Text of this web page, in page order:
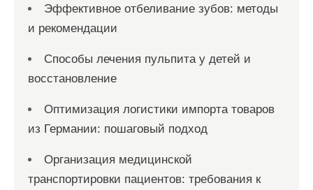
Эффективное отбеливание зубов: методы
и рекомендации
Способы лечения пульпита у детей и
восстановление
Оптимизация логистики импорта товаров
из Германии: пошаговый подход
Организация медицинской
транспортировки пациентов: требования к